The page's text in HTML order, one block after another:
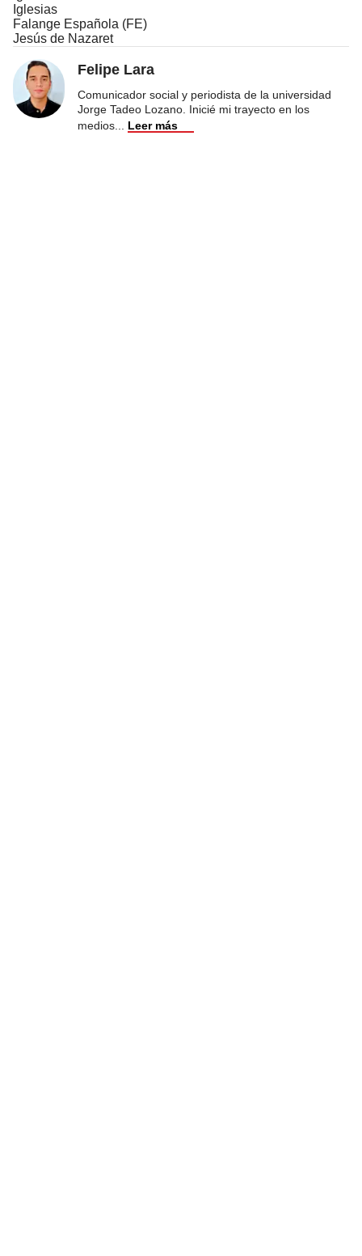
Iglesias
Falange Española (FE)
Jesús de Nazaret
Felipe Lara
Comunicador social y periodista de la universidad
Jorge Tadeo Lozano. Inicié mi trayecto en los
medios
Leer más